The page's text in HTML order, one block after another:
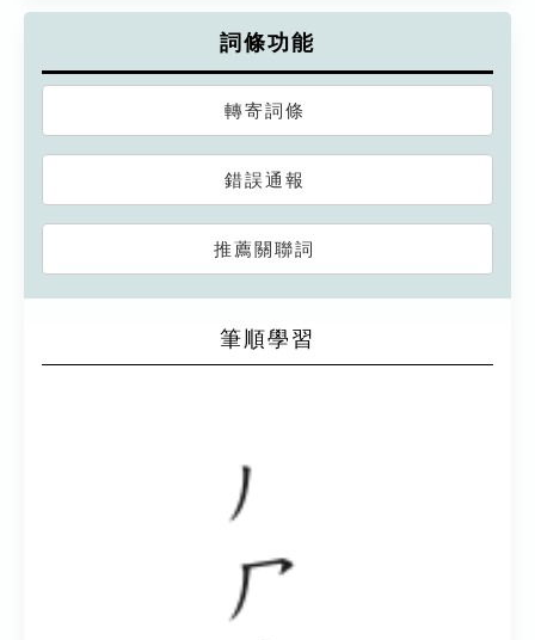
詞條功能
轉寄詞條
錯誤通報
推薦關聯詞
筆順學習